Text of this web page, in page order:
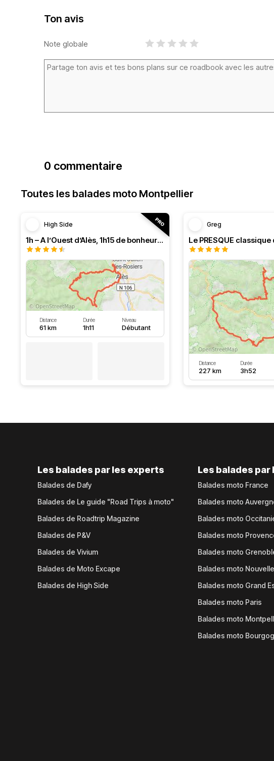
Ton avis
Note globale
0 commentaire
Toutes les balades moto Montpellier
High Side
1h – A l’Ouest d’Alès, 1h15 de bonheur (HSRF23)
Distance
61 km
Durée
1h11
Niveau
Débutant
Greg
Distance
227 km
Durée
3h52
Les balades par les experts
Balades de Dafy
Balades de Le guide "Road Trips à moto"
Balades de Roadtrip Magazine
Balades de P&V
Balades de Vivium
Balades de Moto Excape
Balades de High Side
Les balades par
Balades moto France
Balades moto
Balades moto
Balades moto
Balades moto
Balades moto
Balades moto Grand
Balades moto Paris
Balades moto
Balades moto